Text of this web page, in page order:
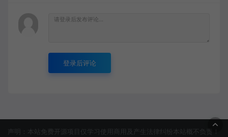
登录后评论
声明：本站免费开源项目仅学习使用商用及产生法律纠纷本站概不负责！